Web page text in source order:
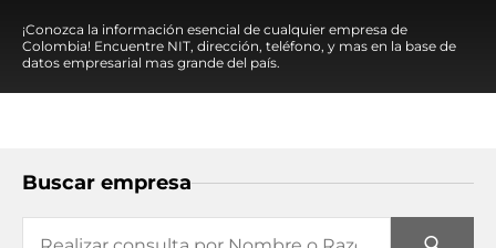
¡Conozca la información esencial de cualquier empresa de
Colombia! Encuentre NIT, dirección, teléfono, y mas en la base de
datos empresarial mas grande del país.
Buscar empresa